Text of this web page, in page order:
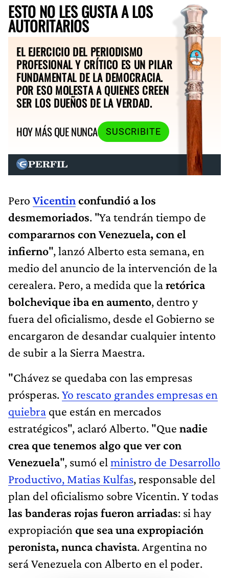
ESTO NO LES GUSTA A LOS
AUTORITARIOS
EL EJERCICIO DEL PERIODISMO
PROFESIONAL Y CRÍTICO ES UN PILAR
FUNDAMENTAL DE LA DEMOCRACIA.
POR ESO MOLESTA A QUIENES CREEN
SER LOS DUEÑOS DE LA VERDAD.
HOY MÁS QUE NUNCA
SUSCRIBITE
Pero Vicentinconfundió a los
desmemoriados. "Ya tendrán tiempo de
compararnos con Venezuela, con el
infierno", lanzó Alberto esta semana, en
medio del anuncio de la intervención de la
cerealera. Pero, a medida que laretórica
bolchevique iba en aumento, dentro y
fuera del oficialismo, desde el Gobierno se
encargaron de desandar cualquier intento
de subir a la Sierra Maestra.
"Chávez se quedaba con las empresas
prósperas.Yo rescato grandes empresas en
quiebra que están en mercados
estratégicos", aclaró Alberto. "Que nadie
crea que tenemos algo que ver con
Venezuela", sumó el ministro de Desarrollo
Productivo, Matias Kulfas, responsable del
plan del oficialismo sobre Vicentin. Y todas
las banderas rojas fueron arriadas: si hay
expropiación que sea una expropiación
peronista, nunca chavista. Argentina no
será Venezuela con Alberto en el poder.